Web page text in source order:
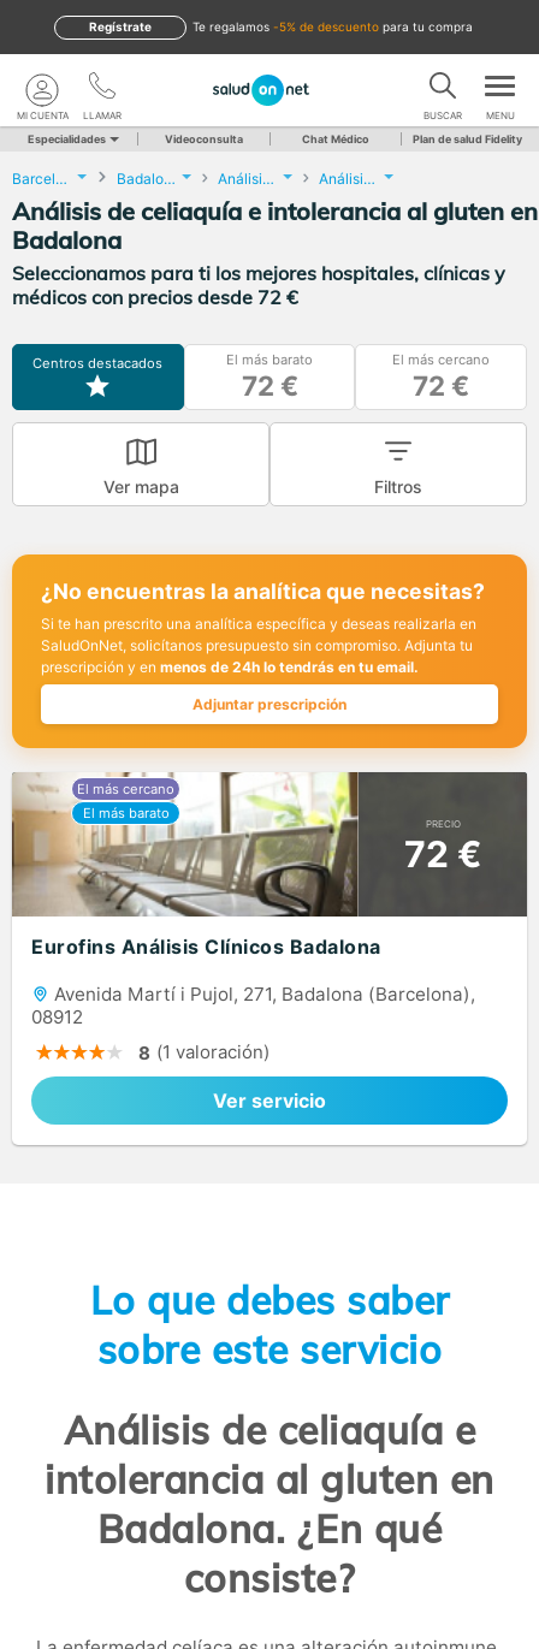
te regalamos -5% de descuento para tu compra
Regístrate
LLAMAR
MI CUENTA BUSCAR MENU
Especialidades Videoconsulta Chat Médico Plan de salud Fidelity
Barcelona Badalona Análisis Clínicos Análisis de celiaquía e intolerancia al gluten
Análisis de celiaquía e intolerancia al gluten en
Badalona
Seleccionamos para ti los mejores hospitales, clínicas y
médicos con precios desde 72 €
Centros destacados El más barato
72 €
El más cercano
72 €
Ver mapa Filtros
¿No encuentras la analítica que necesitas?
Si te han prescrito una analítica específica y deseas realizarla en
SaludOnNet, solicítanos presupuesto sin compromiso. Adjunta tu
prescripción y en menos de 24h lo tendrás en tu email.
Adjuntar prescripción
PRECIO
72 €
Eurofins Análisis Clínicos Badalona
Avenida Martí i Pujol, 271, Badalona (Barcelona),
08912
8 (1 valoración)
Ver servicio
Lo que debes saber
sobre este servicio
Análisis de celiaquía e
intolerancia al gluten en
Badalona. ¿En qué
consiste?